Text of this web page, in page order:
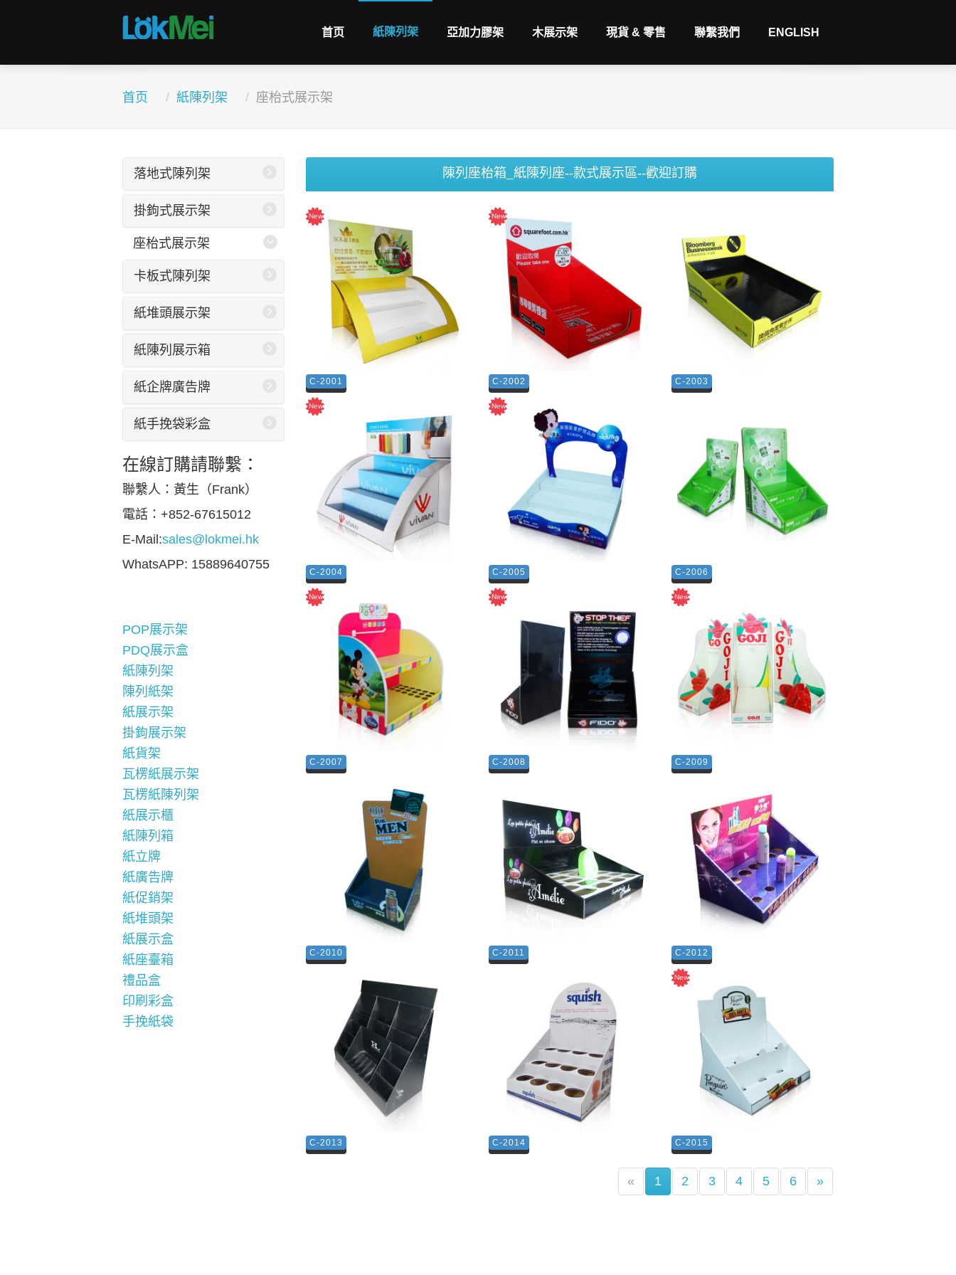
首页 紙陳列架 亞加力膠架 木展示架 現貨 & 零售 聯繫我們 ENGLISH
首页 紙陳列架 座枱式展示架
落地式陳列架
掛鉤式展示架
座枱式展示架
卡板式陳列架
紙堆頭展示架
紙陳列展示箱
紙企牌廣告牌
紙手挽袋彩盒
在線訂購請聯繫：
聯繫人：黃生（Frank）
電話：+852-67615012
E-Mail:sales@lokmei.hk
WhatsAPP: 15889640755
POP展示架
PDQ展示盒
紙陳列架
陳列紙架
紙展示架
掛鉤展示架
紙貨架
瓦楞紙展示架
瓦楞紙陳列架
紙展示櫃
紙陳列箱
紙立牌
紙廣告牌
紙促銷架
紙堆頭架
紙展示盒
紙座臺箱
禮品盒
印刷彩盒
手挽紙袋
陳列座枱箱_紙陳列座--款式展示區--歡迎訂購
C-2001 C-2002 C-2003
C-2004 C-2005 C-2006
C-2007 C-2008 C-2009
C-2010 C-2011 C-2012
C-2013 C-2014 C-2015
« 1 (current)
2 3 4 5 6 »